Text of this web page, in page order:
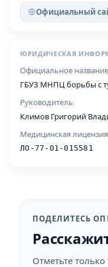
Официальный
ЮРИДИЧЕСКАЯ
Официальное название
ГБУЗ МНПЦ борьбы с
Руководитель
Климов Григорий
Медицинская лицензия
ЛО-77-01-015581
ПОДЕЛИТЕСЬ
Отметьте